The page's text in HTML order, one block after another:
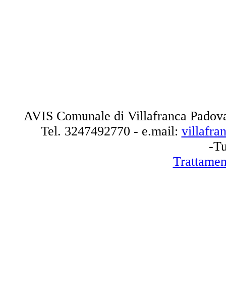
AVIS Comunale di Villafranca
Tel. 3247492770 - e.mail:
-